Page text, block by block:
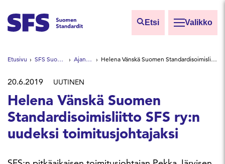
Etsi Valikko
Etsi sivuilta
Hae hakutermillä
Etusivu SFS Suomen Standardit Ajankohtaista Helena Vänskä Suomen Standardisoimisliitto SFS ry:n uudeksi toimitusjohtajaksi
20.6.2019 UUTINEN
Helena Vänskä Suomen
Standardisoimisliitto SFS ry:n
uudeksi toimitusjohtajaksi